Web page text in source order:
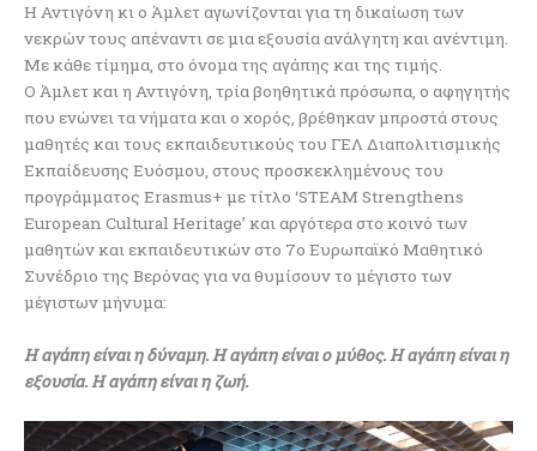
Η Αντιγόνη κι ο Άμλετ αγωνίζονται για τη δικαίωση των
νεκρών τους απέναντι σε μια εξουσία ανάλγητη και ανέντιμη.
Με κάθε τίμημα, στο όνομα της αγάπης και της τιμής.
Ο Άμλετ και η Αντιγόνη, τρία βοηθητικά πρόσωπα, ο αφηγητής
που ενώνει τα νήματα και ο χορός, βρέθηκαν μπροστά στους
μαθητές και τους εκπαιδευτικούς του ΓΕΛ Διαπολιτισμικής
Εκπαίδευσης Ευόσμου, στους προσκεκλημένους του
προγράμματος Erasmus+ με τίτλο ‘STEAM Strengthens
European Cultural Heritage’ και αργότερα στο κοινό των
μαθητών και εκπαιδευτικών στο 7ο Ευρωπαϊκό Μαθητικό
Συνέδριο της Βερόνας για να θυμίσουν το μέγιστο των
μέγιστων μήνυμα:
Η αγάπη είναι η δύναμη. Η αγάπη είναι ο μύθος. Η αγάπη είναι η
εξουσία. Η αγάπη είναι η ζωή.